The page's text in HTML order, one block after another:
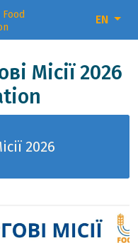
EN
Місії 2026
2026